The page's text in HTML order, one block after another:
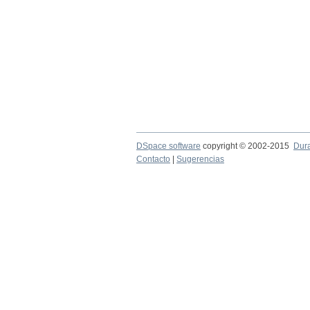
DSpace software copyright © 2002-2015
Contacto
Sugerencias